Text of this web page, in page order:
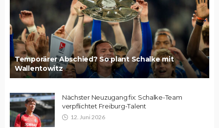
Temporärer Abschied? So plant Schalke mit
Wallentowitz
Nächster Neuzugang fix: Schalke-Team
verpflichtet Freiburg-Talent
12. Juni 2026